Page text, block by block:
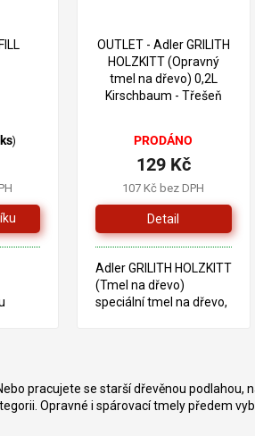
)
OUTLET - Adler GRILITH
HOLZKITT (Opravný
tmel na dřevo) 0,2L
Kirschbaum - Třešeň
PRODÁNO
107 Kč bez DPH
129 Kč
Detail
Adler GRILITH HOLZKITT
(Tmel na dřevo)
speciální tmel na dřevo,
STAV VIZ FOTO
l
á
pracujete se starší dřevěnou podlahou,
Opravné i spárovací tmely předem